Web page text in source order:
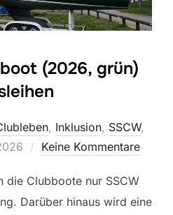
(2026, grün)
, Inklusion, SSCW,
Keine Kommentare
die Clubboote nur SSCW
Darüber hinaus wird eine